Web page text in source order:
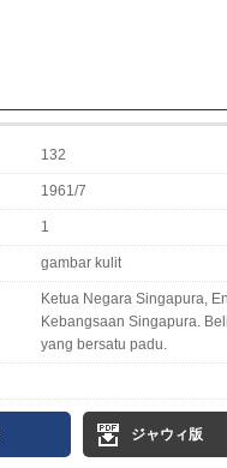
132
1961/7
1
gambar kulit
Ketua Negara Singapura,
Kebangsaan Singapura.
yang bersatu padu.
ジャウィ版